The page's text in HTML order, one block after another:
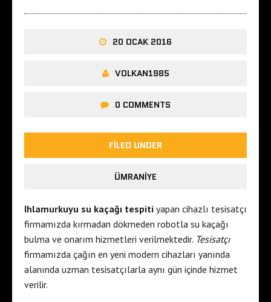
20 OCAK 2016
VOLKAN1985
0 COMMENTS
FILED UNDER
ÜMRANIYE
Ihlamurkuyu su kaçağı tespiti yapan cihazlı tesisatçı
firmamızda kırmadan dökmeden robotla su kaçağı
bulma ve onarım hizmetleri verilmektedir. Tesisatçı
firmamızda çağın en yeni modern cihazları yanında
alanında uzman tesisatçılarla aynı gün içinde hizmet
verilir.